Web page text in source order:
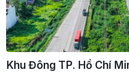
Khu Đông TP. Hồ Chí